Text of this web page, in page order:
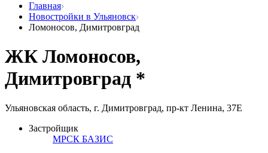
Главная
Новостройки в Ульяновск
Ломоносов, Димитровград
ЖК Ломоносов,
Димитровград *
Ульяновская область, г. Димитровград, пр-кт Ленина, 37Е
Застройщик
МРСК БАЗИС